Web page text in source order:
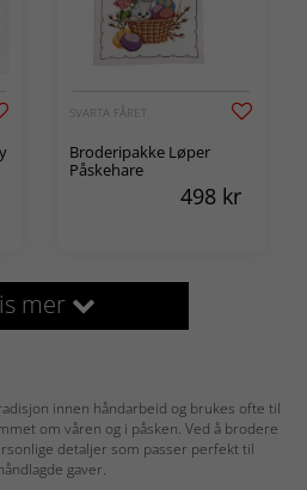
SVARTA FÅRET
Broderipakke Løper
Påskehare
498 kr
mer
innen håndarbeid og brukes ofte til
om våren og i påsken. Ved å brodere
detaljer som passer perfekt til
gaver.